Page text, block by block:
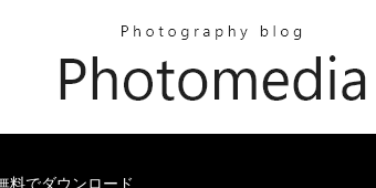
料でダウンロード